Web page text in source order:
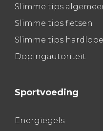
Slimme tips
Slimme tips fietsen
Slimme tips
Dopingautoriteit
Sportvoeding
Energiegels